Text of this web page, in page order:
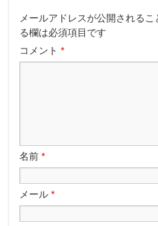
メールアドレスが公開されるこ
る欄は必須項目です
コメント*
名前*
メール*